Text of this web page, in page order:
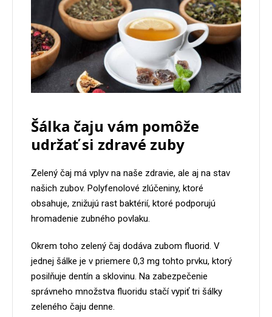
Šálka čaju vám pomôže
udržať si zdravé zuby
Zelený čaj má vplyv na naše zdravie, ale aj na stav
našich zubov. Polyfenolové zlúčeniny, ktoré
obsahuje, znižujú rast baktérií, ktoré podporujú
hromadenie zubného povlaku.
Okrem toho zelený čaj dodáva zubom fluorid. V
jednej šálke je v priemere 0,3 mg tohto prvku, ktorý
posilňuje dentín a sklovinu. Na zabezpečenie
správneho množstva fluoridu stačí vypiť tri šálky
zeleného čaju denne.